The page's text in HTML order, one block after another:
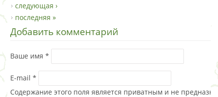
следующая ›
последняя »
Добавить комментарий
Ваше имя *
E-mail *
Содержание этого поля является приватным и не